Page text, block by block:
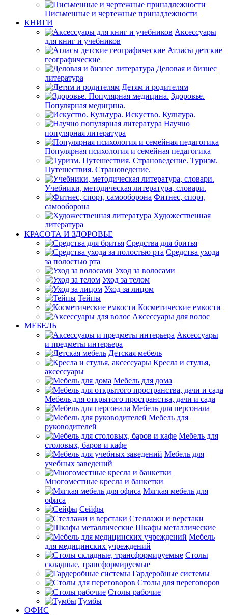
Письменные и чертежные принадлежности
КНИГИ
Аксессуары
для книг и учебников
Атласы детские
географические
Деловая и бизнес
литература
Детям и родителям
Здоровье.
Популярная медицина.
Искуство. Культура.
Научно
популярная литература
Популярная психология и семейная педагогика
Туризм.
Путешествия. Страноведение.
Учебники, методическая литература, словари.
Фитнес, спорт,
самооборона
Художественная
литература
КРАСОТА И ЗДОРОВЬЕ
Средства для бритья
Средства ухода
за полостью рта
Уход за волосами
Уход за телом
Уход за лицом
Тейпы
Косметические емкости
Аксессуары для волос
МЕБЕЛЬ
Аксессуары
и предметы интерьера
Детская мебель
Кресла и стулья,
аксессуары
Мебель для дома
Мебель для открытого пространства, дачи и сада
Мебель для персонала
Мебель для
руководителей
Мебель для
столовых, баров и кафе
Мебель для
учебных заведений
Многоместные кресла и банкетки
Мягкая мебель для
офиса
Сейфы
Стеллажи и верстаки
Шкафы металлические
Мебель
для медицинских учреждений
Столы
складные, трансформируемые
Гардеробные системы
Столы для переговоров
Столы рабочие
Тумбы
ОФИС